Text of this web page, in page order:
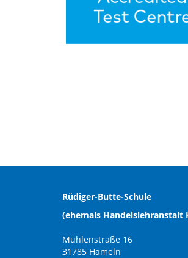
Rüdiger-Butte-Schule
(ehemals Handelslehranstalt
Mühlenstraße 16
31785 Hameln